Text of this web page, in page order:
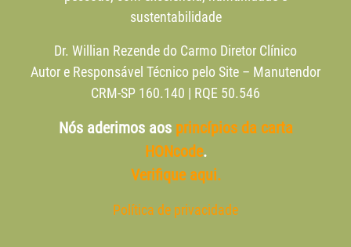
sustentabilidade
Dr. Willian Rezende do Carmo Diretor Clínico
Autor e Responsável Técnico pelo Site – Manutendor
CRM-SP 160.140 | RQE 50.546
Nós aderimos aos princípios da carta
HONcode.
Verifique aqui.
Política de privacidade